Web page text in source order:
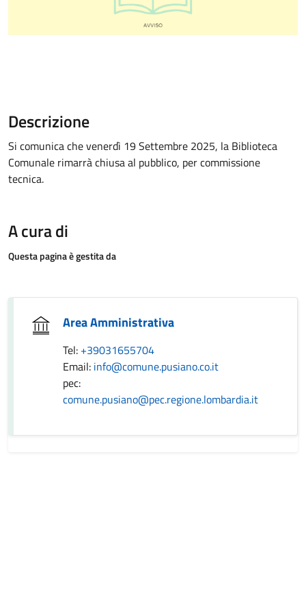
Descrizione
Si comunica che venerdì 19 Settembre 2025, la Biblioteca
Comunale rimarrà chiusa al pubblico, per commissione
tecnica.
A cura di
Questa pagina è gestita da
Area Amministrativa
Tel: +39031655704
Email: info@comune.pusiano.co.it
pec:
comune.pusiano@pec.regione.lombardia.it